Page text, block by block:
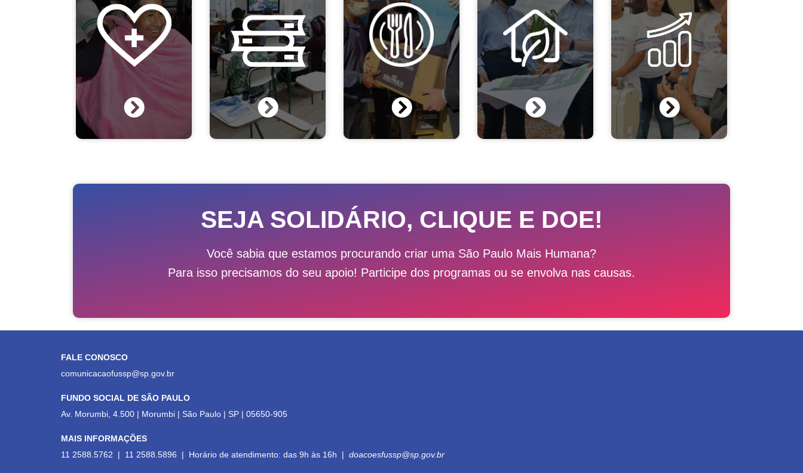
SEJA SOLIDÁRIO, CLIQUE E DOE!
Você sabia que estamos procurando criar uma São Paulo Mais Humana?
Para isso precisamos do seu apoio! Participe dos programas ou se envolva nas causas.
FALE CONOSCO
comunicacaofussp@sp.gov.br
FUNDO SOCIAL DE SÃO PAULO
Av. Morumbi, 4.500 | Morumbi | São Paulo | SP | 05650-905
MAIS INFORMAÇÕES
11 2588.5762 | 11 2588.5896 | Horário de atendimento: das 9h às 16h | doacoesfussp@sp.gov.br